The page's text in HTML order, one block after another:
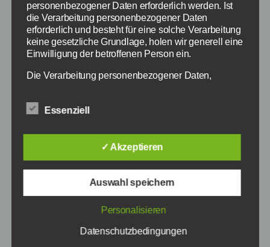
TONI LAUERER
Preis: 22€
personenbezogener Daten erforderlich werden. Ist
die Verarbeitung personenbezogener Daten
erforderlich und besteht für eine solche Verarbeitung
keine gesetzliche Grundlage, holen wir generell eine
Einwilligung der betroffenen Person ein.
Die Verarbeitung personenbezogener Daten,
Person, erfolgt stets im Einklang mit der
Übereinstimmung mit den für uns geltenden
landesspezifischen Datenschutzbestimmungen.
Mittels dieser Datenschutzerklärung möchte unser
Unternehmen die Öffentlichkeit über Art, Umfang und
Zweck der von uns erhobenen, genutzten und
verarbeiteten personenbezogenen Daten
informieren. Ferner werden betroffene Personen
zustehenden Rechte aufgeklärt.
Essenziell
✓ Akzeptieren
Auswahl speichern
Personalisieren
Datenschutzbedingungen